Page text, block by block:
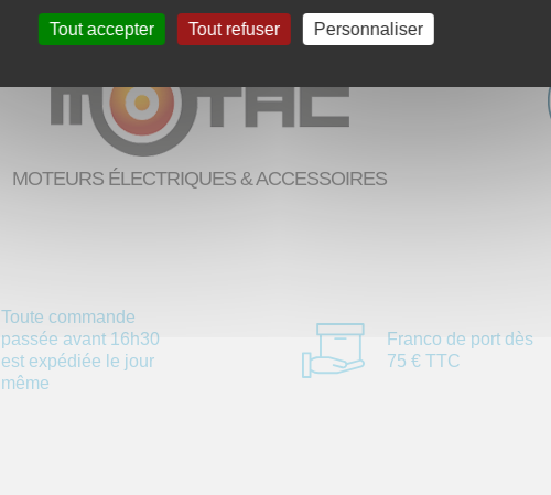
MOTEURS ÉLECTRIQUES & ACCESSOIRES
Toute commande
passée avant 16h30
est expédiée le jour
même
Franco de port dès
75 € TTC
Tout accepter Tout refuser Personnaliser